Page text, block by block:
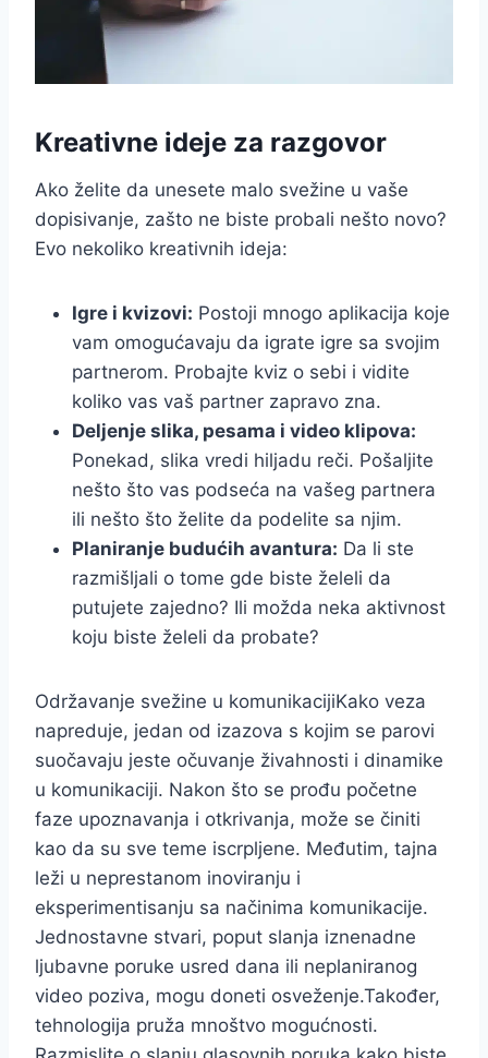
Kreativne ideje za razgovor
Ako želite da unesete malo svežine u vaše
dopisivanje, zašto ne biste probali nešto novo?
Evo nekoliko kreativnih ideja:
Igre i kvizovi: Postoji mnogo aplikacija koje
vam omogućavaju da igrate igre sa svojim
partnerom. Probajte kviz o sebi i vidite
koliko vas vaš partner zapravo zna.
Deljenje slika, pesama i video klipova:
Ponekad, slika vredi hiljadu reči. Pošaljite
nešto što vas podseća na vašeg partnera
ili nešto što želite da podelite sa njim.
Planiranje budućih avantura: Da li ste
razmišljali o tome gde biste želeli da
putujete zajedno? Ili možda neka aktivnost
koju biste želeli da probate?
Održavanje svežine u komunikacijiKako veza
napreduje, jedan od izazova s kojim se parovi
suočavaju jeste očuvanje živahnosti i dinamike
u komunikaciji. Nakon što se prođu početne
faze upoznavanja i otkrivanja, može se činiti
kao da su sve teme iscrpljene. Međutim, tajna
leži u neprestanom inoviranju i
eksperimentisanju sa načinima komunikacije.
Jednostavne stvari, poput slanja iznenadne
ljubavne poruke usred dana ili neplaniranog
video poziva, mogu doneti osveženje.Također,
tehnologija pruža mnoštvo mogućnosti.